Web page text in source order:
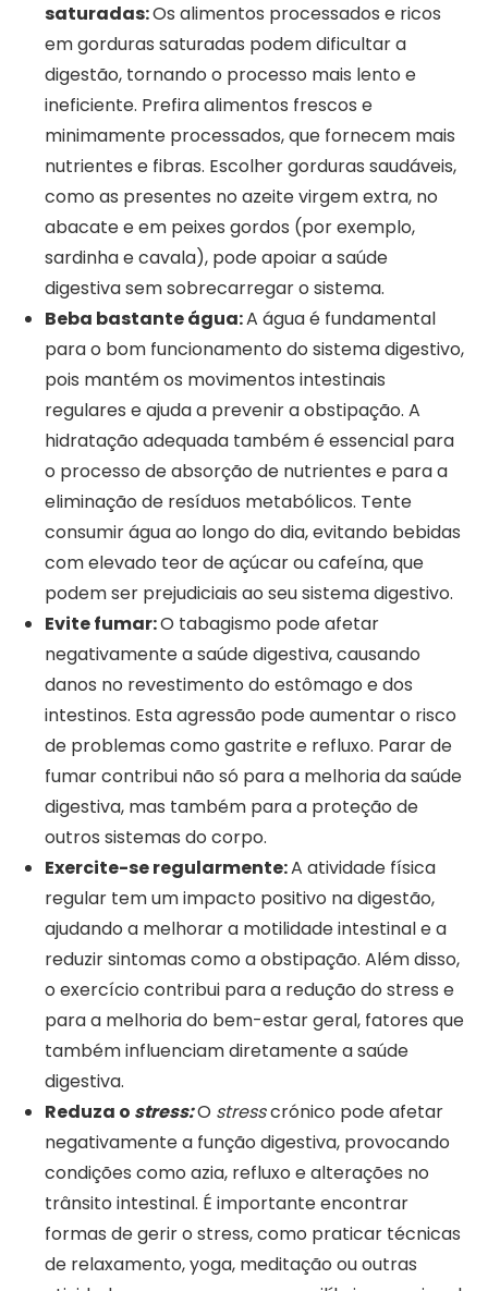
saturadas:Os alimentos processados e ricos
em gorduras saturadas podem dificultar a
digestão, tornando o processo mais lento e
ineficiente. Prefira alimentos frescos e
minimamente processados, que fornecem mais
nutrientes e fibras. Escolher gorduras saudáveis,
como as presentes no azeite virgem extra, no
abacate e em peixes gordos (por exemplo,
sardinha e cavala), pode apoiar a saúde
digestiva sem sobrecarregar o sistema.
Beba bastante água:A água é fundamental
para o bom funcionamento do sistema digestivo,
pois mantém os movimentos intestinais
regulares e ajuda a prevenir a obstipação. A
hidratação adequada também é essencial para
o processo de absorção de nutrientes e para a
eliminação de resíduos metabólicos. Tente
consumir água ao longo do dia, evitando bebidas
com elevado teor de açúcar ou cafeína, que
podem ser prejudiciais ao seu sistema digestivo.
Evite fumar:O tabagismo pode afetar
negativamente a saúde digestiva, causando
danos no revestimento do estômago e dos
intestinos. Esta agressão pode aumentar o risco
de problemas como gastrite e refluxo. Parar de
fumar contribui não só para a melhoria da saúde
digestiva, mas também para a proteção de
outros sistemas do corpo.
Exercite-se regularmente:A atividade física
regular tem um impacto positivo na digestão,
ajudando a melhorar a motilidade intestinal e a
reduzir sintomas como a obstipação. Além disso,
o exercício contribui para a redução do stress e
para a melhoria do bem-estar geral, fatores que
também influenciam diretamente a saúde
digestiva.
Reduza o stress:O stresscrónico pode afetar
negativamente a função digestiva, provocando
condições como azia, refluxo e alterações no
trânsito intestinal. É importante encontrar
formas de gerir o stress, como praticar técnicas
de relaxamento, yoga, meditação ou outras